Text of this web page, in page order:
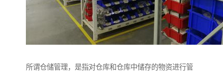
所谓仓储管理，是指对仓库和仓库中储存的物资进行管